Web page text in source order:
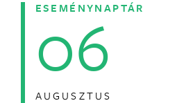
ESEMÉNYNAPTÁR
06
AUGUSZTUS